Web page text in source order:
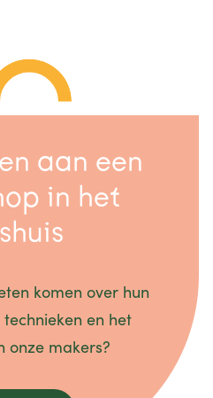
aan een
in het
komen over hun
en het
onze makers?